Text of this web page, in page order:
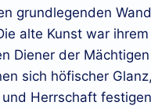
grundlegenden
alte Kunst war
Diener der
sich höfischer
Herrschaft